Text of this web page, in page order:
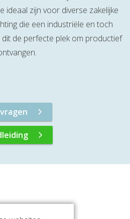
ideaal zijn voor diverse zakelijke
die een industriële en toch
de perfecte plek om productief
van deze locatie